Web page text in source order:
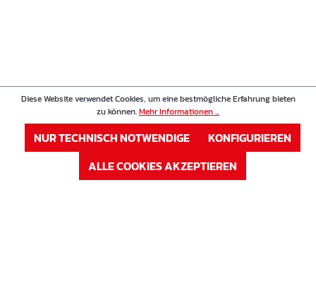
Diese Website verwendet Cookies, um eine bestmögliche Erfahrung bieten
zu können.Mehr Informationen ...
NUR TECHNISCH NOTWENDIGE
KONFIGURIEREN
ALLE COOKIES AKZEPTIEREN